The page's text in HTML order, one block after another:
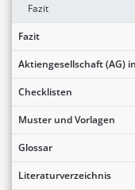
Fazit
Fazit
Aktiengesellschaft (AG)
Checklisten
Muster und Vorlagen
Glossar
Literaturverzeichnis